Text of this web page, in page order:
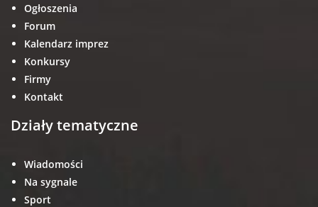
Ogłoszenia
Forum
Kalendarz imprez
Konkursy
Firmy
Kontakt
Działy tematyczne
Wiadomości
Na sygnale
Sport